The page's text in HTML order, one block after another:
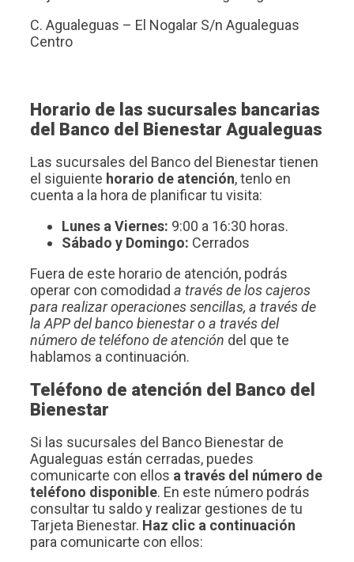
C. Agualeguas – El Nogalar S/n Agualeguas
Centro
Horario de las sucursales bancarias
del Banco del Bienestar Agualeguas
Las sucursales del Banco del Bienestar tienen
el siguiente horario de atención, tenlo en
cuenta a la hora de planificar tu visita:
Lunes a Viernes: 9:00 a 16:30 horas.
Sábado y Domingo: Cerrados
Fuera de este horario de atención, podrás
operar con comodidad a través de los cajeros
para realizar operaciones sencillas, a través de
la APP del banco bienestar o a través del
número de teléfono de atención del que te
hablamos a continuación.
Teléfono de atención del Banco del
Bienestar
Si las sucursales del Banco Bienestar de
Agualeguas están cerradas, puedes
comunicarte con ellos a través del número de
teléfono disponible. En este número podrás
consultar tu saldo y realizar gestiones de tu
Tarjeta Bienestar. Haz clic a continuación
para comunicarte con ellos: